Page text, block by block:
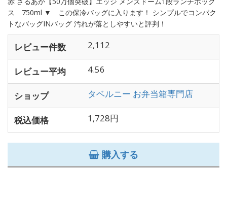
ス 750ml ▼ この保冷バッグに入ります！ シンプルでコンパク
トなバッグINバッグ 汚れが落としやすいと評判！
レビュー件数 2,112
レビュー平均 4.56
ショップ タベルニー お弁当箱専門店
税込価格 1,728円
購入する